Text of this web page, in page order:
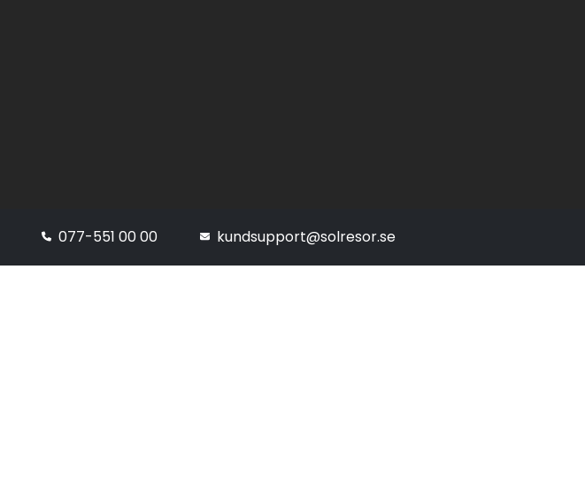
077-551 00 00 kundsupport@solresor.se